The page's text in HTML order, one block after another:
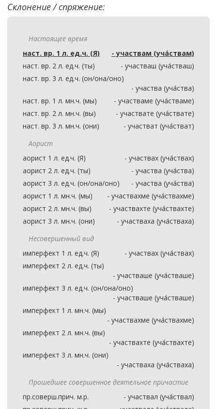
Склонение / спряжение:
Настоящее время
наст. вр. 1 л. ед.ч. (Я)
- участвам (уча́ствам)
наст. вр. 2 л. ед.ч. (ты)
- участваш (уча́стваш)
наст. вр. 3 л. ед.ч. (он/она/оно)
- участва (уча́ства)
наст. вр. 1 л. мн.ч. (мы)
- участваме (уча́стваме)
наст. вр. 2 л. мн.ч. (вы)
- участвате (уча́ствате)
наст. вр. 3 л. мн.ч. (они)
- участват (уча́стват)
Аорист
аорист 1 л. ед.ч. (Я)
- участвах (уча́ствах)
аорист 2 л. ед.ч. (ты)
- участва (уча́ства)
аорист 3 л. ед.ч. (он/она/оно)
- участва (уча́ства)
аорист 1 л. мн.ч. (мы)
- участвахме (уча́ствахме)
аорист 2 л. мн.ч. (вы)
- участвахте (уча́ствахте)
аорист 3 л. мн.ч. (они)
- участваха (уча́стваха)
Несовершенный вид
имперфект 1 л. ед.ч. (Я)
- участвах (уча́ствах)
имперфект 2 л. ед.ч. (ты)
- участваше (уча́стваше)
имперфект 3 л. ед.ч. (он/она/оно)
- участваше (уча́стваше)
имперфект 1 л. мн.ч. (мы)
- участвахме (уча́ствахме)
имперфект 2 л. мн.ч. (вы)
- участвахте (уча́ствахте)
имперфект 3 л. мн.ч. (они)
- участваха (уча́стваха)
Прошедшее совершенное деятельное причастие
пр.соверш.прич. м.р.
- участвал (уча́ствал)